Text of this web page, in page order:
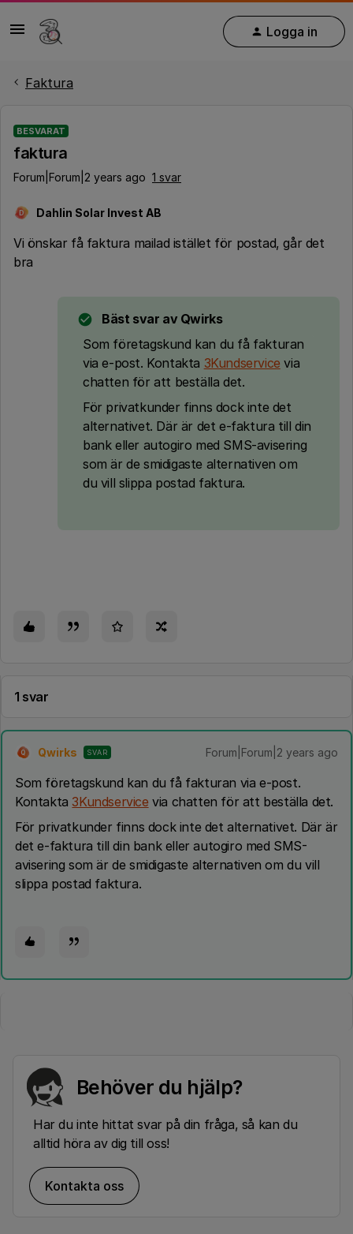
Logga in
Faktura
BESVARAT
faktura
Forum|Forum|2 years ago 1 svar
D Dahlin Solar Invest AB
Vi önskar få faktura mailad istället för postad, går det
bra
Bäst svar av Qwirks
Som företagskund kan du få fakturan
via e-post. Kontakta 3Kundservice via
chatten för att beställa det.
För privatkunder finns dock inte det
alternativet. Där är det e-faktura till din
bank eller autogiro med SMS-avisering
som är de smidigaste alternativen om
du vill slippa postad faktura.
1 svar
Q Qwirks SVAR Forum|Forum|2 years ago
Som företagskund kan du få fakturan via e-post.
Kontakta 3Kundservice via chatten för att beställa det.
För privatkunder finns dock inte det alternativet. Där är
det e-faktura till din bank eller autogiro med SMS-
avisering som är de smidigaste alternativen om du vill
slippa postad faktura.
Behöver du hjälp?
Har du inte hittat svar på din fråga, så kan du
alltid höra av dig till oss!
Kontakta oss